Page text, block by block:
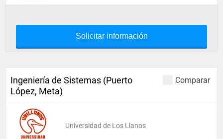
Solicitar información
Comparar
Ingeniería de Sistemas (Puerto
López, Meta)
Universidad de Los Llanos